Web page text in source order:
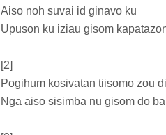
Aiso noh suvai id ginavo ku
Upuson ku iziau gisom
[2]
Pogihum kosivatan tiisomo zou
Nga aiso sisimba nu gisom do